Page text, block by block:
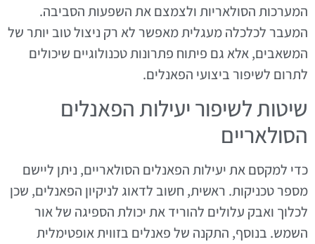
המערכות הסולאריות ולצמצם את השפעות הסביבה.
המעבר לכלכלה מעגלית מאפשר לא רק ניצול טוב יותר של
המשאבים, אלא גם פיתוח פתרונות טכנולוגיים שיכולים
לתרום לשיפור ביצועי הפאנלים.
שיטות לשיפור יעילות הפאנלים
הסולאריים
כדי למקסם את יעילות הפאנלים הסולאריים, ניתן ליישם
מספר טכניקות. ראשית, חשוב לדאוג לניקיון הפאנלים, שכן
לכלוך ואבק עלולים להוריד את יכולת הספיגה של אור
השמש. בנוסף, התקנה של פאנלים בזווית אופטימלית